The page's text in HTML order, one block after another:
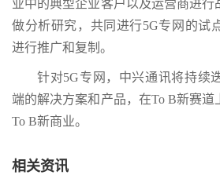
业中的典型企业客户以及运营商进
做分析研究，共同进行5G专网的试
进行推广和复制。
针对5G专网，中兴通讯将持续
端的解决方案和产品，在To B新赛
To B新商业。
相关资讯